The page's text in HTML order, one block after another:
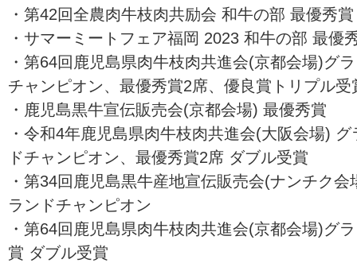
・第42回全農肉牛枝肉共励会 和牛の部 最優秀賞
・サマーミートフェア福岡 2023 和牛の部 最優
・第64回鹿児島県肉牛枝肉共進会(京都会場)グ
チャンピオン、最優秀賞2席、優良賞トリプル受
・鹿児島黒牛宣伝販売会(京都会場) 最優秀賞
・令和4年鹿児島県肉牛枝肉共進会(大阪会場) グ
ドチャンピオン、最優秀賞2席 ダブル受賞
・第34回鹿児島黒牛産地宣伝販売会(ナンチク会
ランドチャンピオン
・第64回鹿児島県肉牛枝肉共進会(京都会場)グ
賞 ダブル受賞